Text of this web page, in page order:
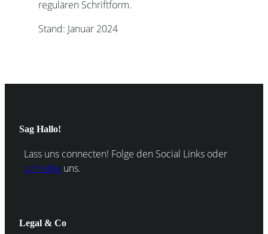
regulären Schriftform.
Stand: Januar 2024
Sag Hallo!
Lass uns connecten! Folge den Social Links oder
schreibe uns.
Legal & Co